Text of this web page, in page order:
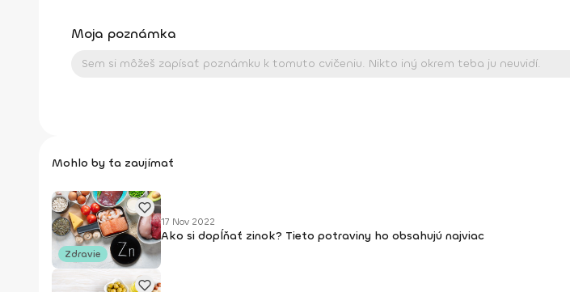
poradne, kedy sme so súhlasom klientov nahrávali priebeh celej spolupráce. Tým „Ne hladu“ má na konte aj neúrekom výstupov v najrôznejších českých televíznych aj
online reláciách, ako je DVTV, Dobré ráno s ČT, Sama doma alebo Prima NEWS.
Forbes, MF Dnes alebo Květy. Všetky aktivity „Ne hladu“ podporuje
Moja poznámka
Mohlo by ťa zaujímať
Zdravie
17 Nov 2022
Ako si dopĺňať zinok? Tieto potraviny ho obsahujú najviac